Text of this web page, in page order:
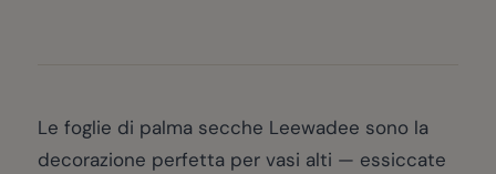
Le foglie di palma secche Leewadee sono la
decorazione perfetta per vasi alti — essiccate